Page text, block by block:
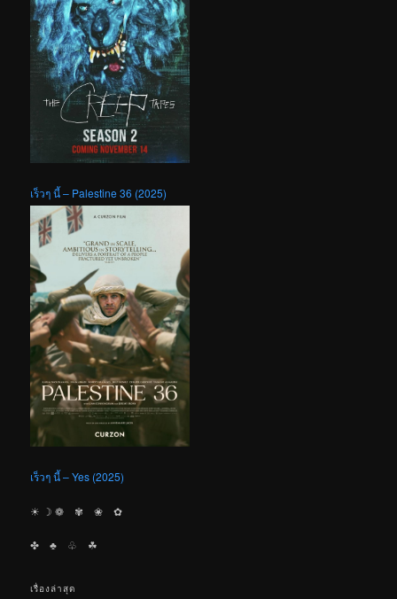
เร็วๆ นี้ – Palestine 36 (2025)
เร็วๆ นี้ – Yes (2025)
☀︎ ☽ ❁ ✾ ❀ ✿
✤ ♣︎ ♧ ☘︎
เรื่องล่าสุด